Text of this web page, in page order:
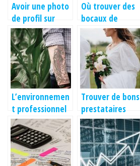
Avoir une photo
de profil sur
linkedin est ce
vraiment
important ?
Où trouver des
bocaux de
conservation?
L’environnemen
t professionnel
et la perception
des tatouages
Trouver de bons
prestataires
pour
l’organisation
de son mariage